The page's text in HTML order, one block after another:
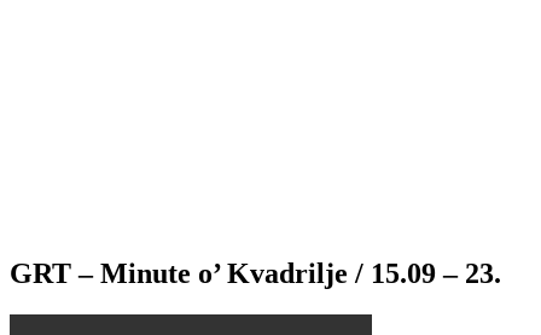
GRT – Minute o’ Kvadrilje / 15.09 – 23.